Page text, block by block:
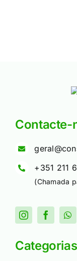
Contacte-
+351 211
(Chamada
Categorias